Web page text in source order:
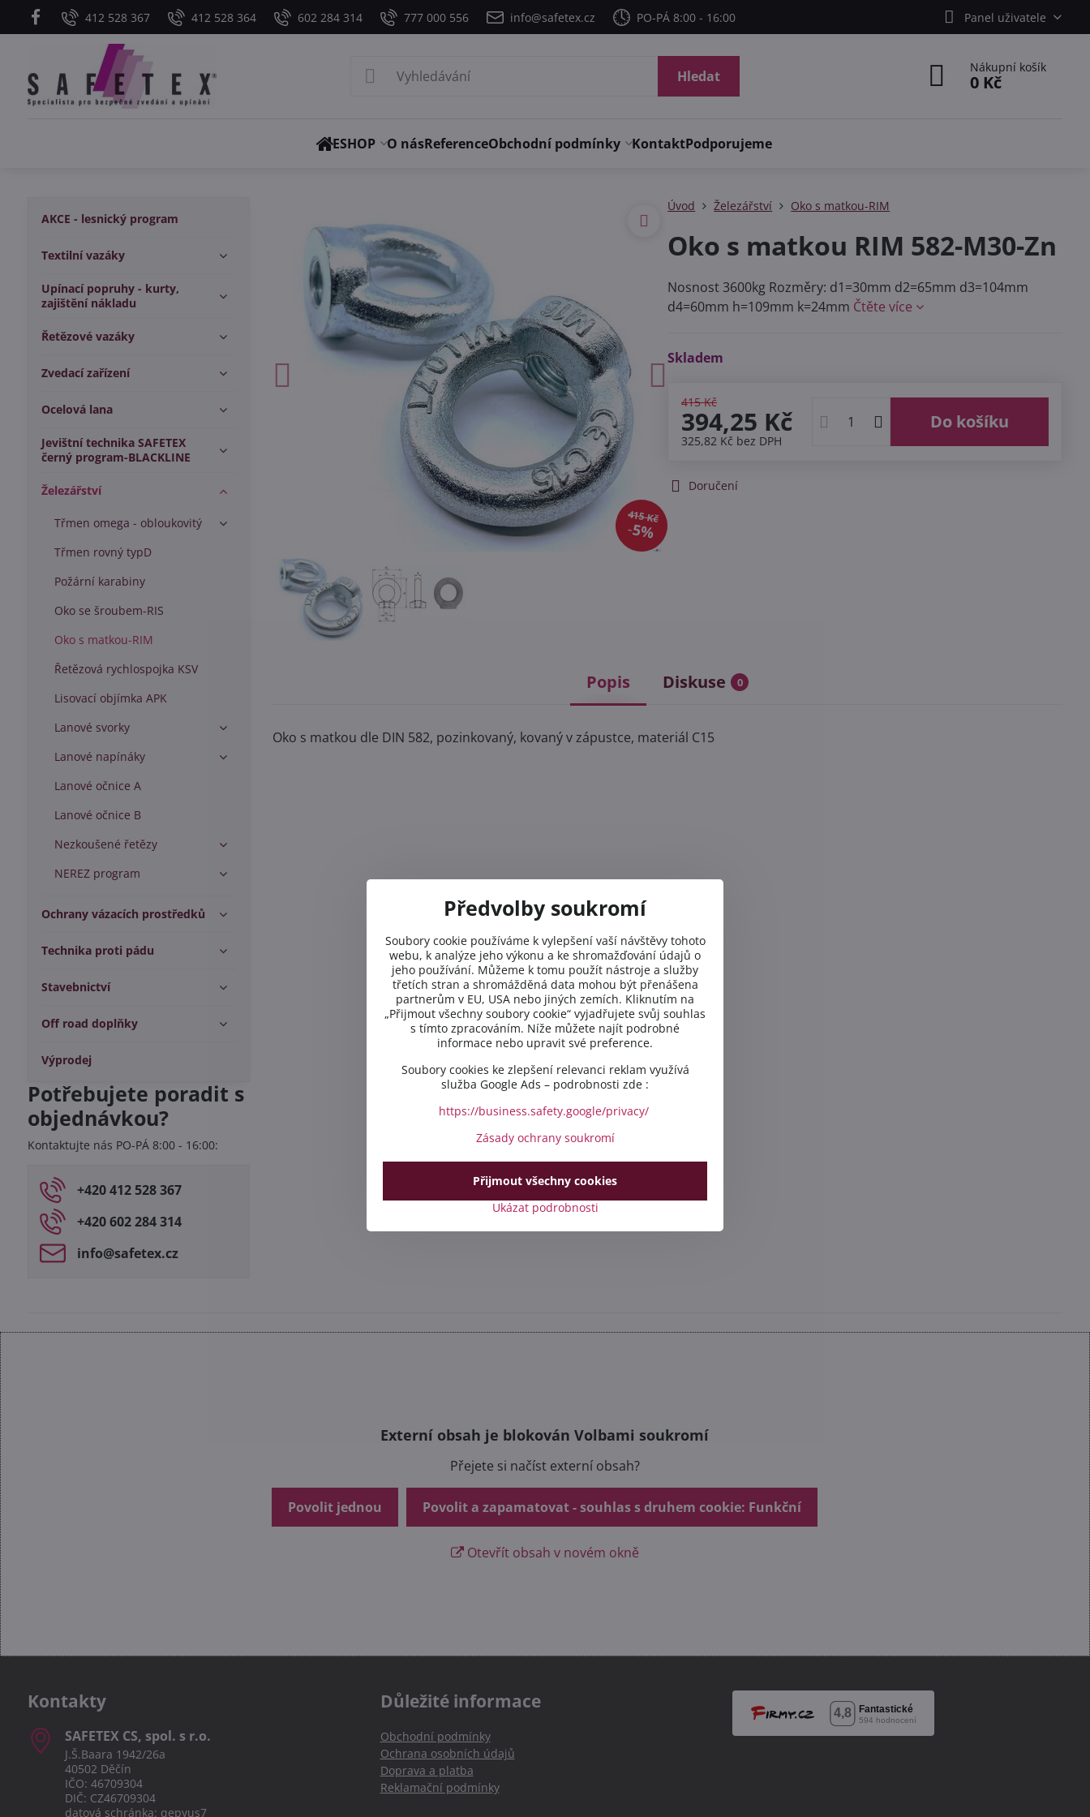
412 528 367 412 528 364 602 284 314 777 000 556 info@safetex.cz PO-PÁ 8:00 - 16:00 Panel uživatele
Hledat
Nákupní košík
0 Kč
ESHOP O násReferenceObchodní podmínky KontaktPodporujeme
415 Kč
5%
Úvod Železářství Oko s matkou-RIM
Oko s matkou RIM 582-M30-Zn
Nosnost 3600kg Rozměry: d1=30mm d2=65mm d3=104mm
d4=60mm h=109mm k=24mm Čtěte více
Skladem
415 Kč
394,25 Kč
325,82 Kč bez DPH
Do košíku
Doručení
Popis Diskuse 0
Oko s matkou dle DIN 582, pozinkovaný, kovaný v zápustce, materiál C15
AKCE - lesnický program
Textilní vazáky
Upínací popruhy - kurty,
zajištění nákladu
Řetězové vazáky
Zvedací zařízení
Ocelová lana
Jevištní technika SAFETEX
černý program-BLACKLINE
Železářství
Třmen omega - obloukovitý
Třmen rovný typD
Požární karabiny
Oko se šroubem-RIS
Oko s matkou-RIM
Řetězová rychlospojka KSV
Lisovací objímka APK
Lanové svorky
Lanové napínáky
Lanové očnice A
Lanové očnice B
Nezkoušené řetězy
NEREZ program
Ochrany vázacích prostředků
Technika proti pádu
Stavebnictví
Off road doplňky
Výprodej
Potřebujete poradit s
objednávkou?
Kontaktujte nás PO-PÁ 8:00 - 16:00:
+420 412 528 367
+420 602 284 314
info​@safetex​.cz
Externí obsah je blokován Volbami soukromí
Přejete si načíst externí obsah?
Povolit jednou Povolit a zapamatovat - souhlas s druhem cookie: Funkční
Otevřít obsah v novém okně
Kontakty
SAFETEX CS, spol​. s r​.o​.
J.Š.Baara 1942/26a
40502 Děčín
IČO: 46709304
DIČ: CZ46709304
datová schránka: qepyus7
Důležité informace
Obchodní podmínky
Ochrana osobních údajů
Doprava a platba
Reklamační podmínky
Předvolby soukromí
Soubory cookie používáme k vylepšení vaší návštěvy tohoto
webu, k analýze jeho výkonu a ke shromažďování údajů o
jeho používání. Můžeme k tomu použít nástroje a služby
třetích stran a shromážděná data mohou být přenášena
partnerům v EU, USA nebo jiných zemích. Kliknutím na
„Přijmout všechny soubory cookie“ vyjadřujete svůj souhlas
s tímto zpracováním. Níže můžete najít podrobné
informace nebo upravit své preference.
Soubory cookies ke zlepšení relevanci reklam využívá
služba Google Ads – podrobnosti zde :
https://business.safety.google/privacy/
Zásady ochrany soukromí
Ukázat podrobnosti
Přijmout všechny cookies